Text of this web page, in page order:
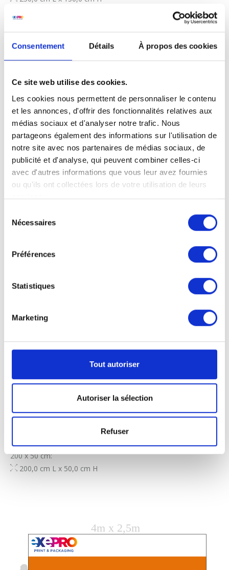
Consentement Détails À propos des cookies
Ce site web utilise des cookies.
Les cookies nous permettent de personnaliser le contenu
et les annonces, d'offrir des fonctionnalités relatives aux
médias sociaux et d'analyser notre trafic. Nous
partageons également des informations sur l'utilisation de
notre site avec nos partenaires de médias sociaux, de
publicité et d'analyse, qui peuvent combiner celles-ci
avec d'autres informations que vous leur avez fournies
ou qu'ils ont collectées lors de votre utilisation de leurs
services.
Nécessaires
Préférences
Statistiques
Marketing
Tout autoriser
Autoriser la sélection
Refuser
350 x 150 cm:
Portrait / paysage
200 x 50 cm:
200,0 cm L x 50,0 cm H